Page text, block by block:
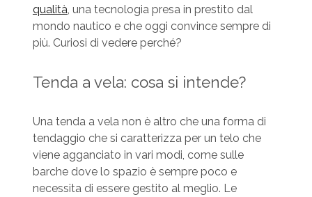
qualità , una tecnologia presa in prestito dal
mondo nautico e che oggi convince sempre di
più. Curiosi di vedere perché?
Tenda a vela: cosa si intende?
Una tenda a vela non è altro che una forma di
tendaggio che si caratterizza per un telo che
viene agganciato in vari modi, come sulle
barche dove lo spazio è sempre poco e
necessita di essere gestito al meglio. Le